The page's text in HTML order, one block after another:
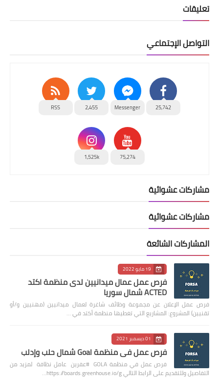
تعليقات
التواصل الإجتماعي
25,742
Messenger
2,455
RSS
75,274
1,525k
مشاركات عشوائية
مشاركات عشوائية
المشاركات الشائعة
19 مايو 2022
فرص عمل عمال ميدانيين لدى منظمة اكتد
ACTED شمال سوريا
فرص عمل الإعلان عن مجموعة وظائف شاغرة لعمال ميدانيين (مهنيين و/أو
تقنيين) المشروع: المشاريع التي تغطيها منظمة أكتد في …
01 ديسمبر 2021
فرص عمل في منظمة Goal شمال حلب وإدلب
فرص عمل في منظمة GOLA #عفرين عامل نظافة لمزيد من
التفاصيل وللتقديم على الرابط التالي https://boards.greenhouse.io/g…